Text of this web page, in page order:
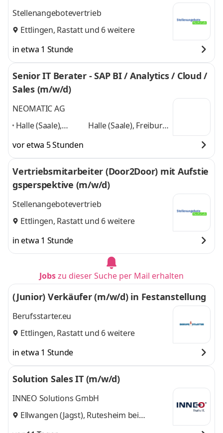
Stellenangebotevertrieb
Ettlingen, Rastattund 6 weitere
in etwa 1 Stunde
Senior IT Berater - SAP BI / Analytics / Cloud /
Sales (m/w/d)
NEOMATIC AG
Halle (Saale),
Breisgau,
Karlsruhe, Berlin,
Hamburg,
München, Leipzig,
Halle (Saale), Freiburg
Hamburg, München,
Leipzig, Dresden,und
6 weitere
vor etwa 5 Stunden
Vertriebsmitarbeiter (Door2Door) mit Aufstie
gsperspektive (m/w/d)
Stellenangebotevertrieb
Ettlingen, Rastattund 6 weitere
in etwa 1 Stunde
Jobszu dieser Suche per Mail erhalten
(Junior) Verkäufer (m/w/d) in Festanstellung
Berufsstarter.eu
Ettlingen, Rastattund 6 weitere
in etwa 1 Stunde
Solution Sales IT (m/w/d)
INNEO Solutions GmbH
Ellwangen (Jagst), Rutesheim bei